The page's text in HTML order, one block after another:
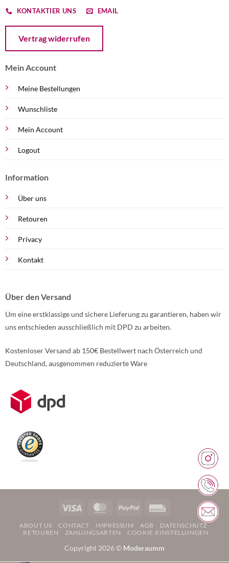
KONTAKTIER UNS EMAIL
Vertrag widerrufen
Mein Account
Meine Bestellungen
Wunschliste
Mein Account
Logout
Information
Über uns
Retouren
Privacy
Kontakt
Über den Versand
Um eine erstklassige und sichere Lieferung zu garantieren, haben wir
uns entschieden ausschließlich mit DPD zu arbeiten.
Kostenloser Versand ab 150€ Bestellwert nach Österreich und
Deutschland, ausgenommen reduzierte Ware
Weitere Informationen über den gesperrten Inhalt.
Visa MasterCardPayPal
ABOUT US CONTACT IMPRESSUM AGB
DATENSCHUTZ
RETOUREN
ZAHLUNGSARTEN COOKIE-EINSTELLUNGEN
Copyright 2026 © Moderaumm